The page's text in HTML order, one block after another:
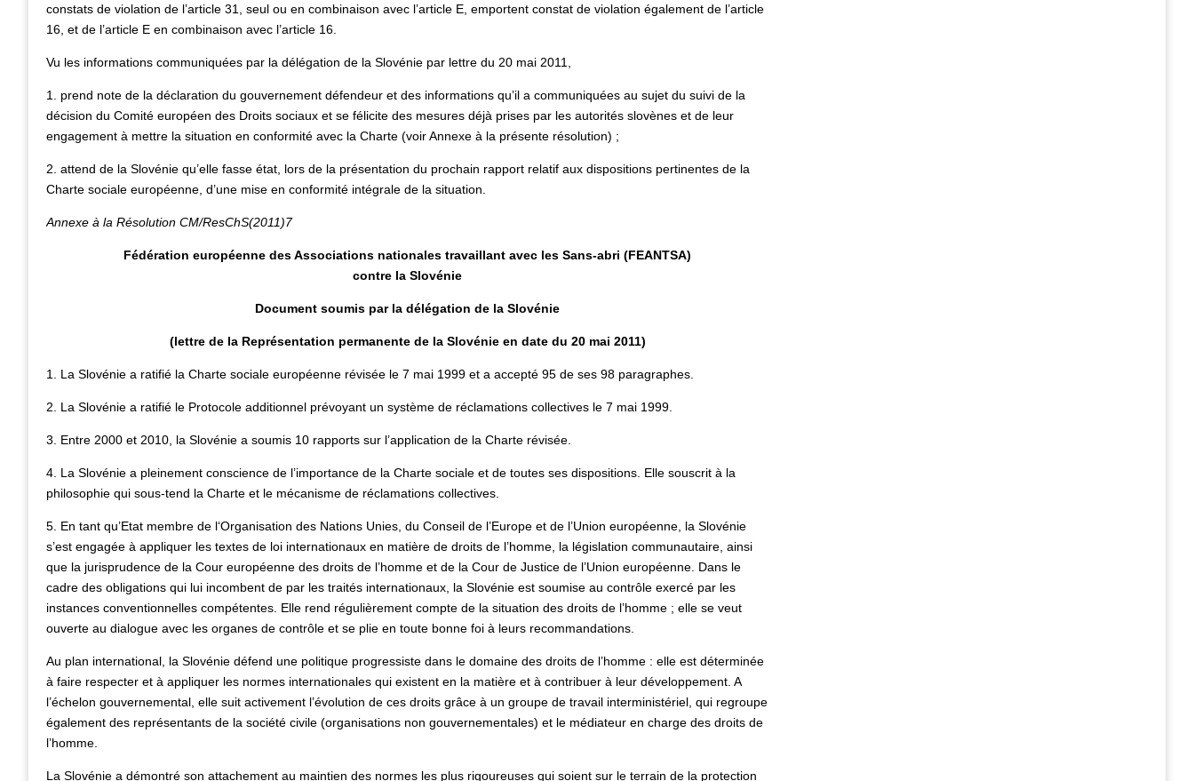
constats de violation de l’article 31, seul ou en combinaison avec l’article E, emportent constat de violation également de l’article
16, et de l’article E en combinaison avec l’article 16.
Vu les informations communiquées par la délégation de la Slovénie par lettre du 20 mai 2011,
1. prend note de la déclaration du gouvernement défendeur et des informations qu’il a communiquées au sujet du suivi de la
décision du Comité européen des Droits sociaux et se félicite des mesures déjà prises par les autorités slovènes et de leur
engagement à mettre la situation en conformité avec la Charte (voir Annexe à la présente résolution) ;
2. attend de la Slovénie qu’elle fasse état, lors de la présentation du prochain rapport relatif aux dispositions pertinentes de la
Charte sociale européenne, d’une mise en conformité intégrale de la situation.
Annexe à la Résolution CM/ResChS(2011)7
Fédération européenne des Associations nationales travaillant avec les Sans-abri (FEANTSA)
contre la Slovénie
Document soumis par la délégation de la Slovénie
(lettre de la Représentation permanente de la Slovénie en date du 20 mai 2011)
1. La Slovénie a ratifié la Charte sociale européenne révisée le 7 mai 1999 et a accepté 95 de ses 98 paragraphes.
2. La Slovénie a ratifié le Protocole additionnel prévoyant un système de réclamations collectives le 7 mai 1999.
3. Entre 2000 et 2010, la Slovénie a soumis 10 rapports sur l’application de la Charte révisée.
4. La Slovénie a pleinement conscience de l’importance de la Charte sociale et de toutes ses dispositions. Elle souscrit à la
philosophie qui sous-tend la Charte et le mécanisme de réclamations collectives.
5. En tant qu’Etat membre de l‘Organisation des Nations Unies, du Conseil de l’Europe et de l’Union européenne, la Slovénie
s’est engagée à appliquer les textes de loi internationaux en matière de droits de l’homme, la législation communautaire, ainsi
que la jurisprudence de la Cour européenne des droits de l’homme et de la Cour de Justice de l’Union européenne. Dans le
cadre des obligations qui lui incombent de par les traités internationaux, la Slovénie est soumise au contrôle exercé par les
instances conventionnelles compétentes. Elle rend régulièrement compte de la situation des droits de l’homme ; elle se veut
ouverte au dialogue avec les organes de contrôle et se plie en toute bonne foi à leurs recommandations.
Au plan international, la Slovénie défend une politique progressiste dans le domaine des droits de l’homme : elle est déterminée
à faire respecter et à appliquer les normes internationales qui existent en la matière et à contribuer à leur développement. A
l’échelon gouvernemental, elle suit activement l’évolution de ces droits grâce à un groupe de travail interministériel, qui regroupe
également des représentants de la société civile (organisations non gouvernementales) et le médiateur en charge des droits de
l’homme.
La Slovénie a démontré son attachement au maintien des normes les plus rigoureuses qui soient sur le terrain de la protection